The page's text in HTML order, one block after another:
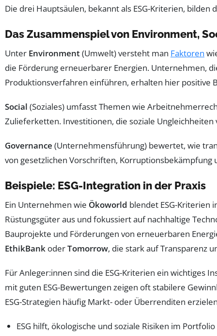
Die drei Hauptsäulen, bekannt als ESG-Kriterien, bilden
Das Zusammenspiel von Environment,
Unter Environment(Umwelt) versteht man Faktoren
die Förderung erneuerbarer Energien. Unternehmen,
Produktionsverfahren einführen, erhalten hier positive
Social (Soziales) umfasst Themen wie
Zulieferketten. Investitionen, die soziale
Governance (Unternehmensführung) bewertet, wie
von gesetzlichen Vorschriften,
Beispiele: ESG-Integration in der Praxis
Ein Unternehmen wie Ökoworld blendet ESG-Kriterien
Rüstungsgüter aus und fokussiert auf nachhaltige
Bauprojekte und Förderungen von erneuerbaren
EthikBank oderTomorrow, die stark auf Transparenz
Für Anleger:innen sind die ESG-Kriterien ein wichtiges
mit guten ESG-Bewertungen zeigen oft stabilere
ESG-Strategien häufig Markt- oder Überrenditen
ESG hilft, ökologische und soziale Risiken im